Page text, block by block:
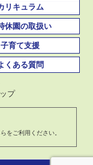
リキュラム
休園の取扱い
子育て支援
くある質問
プ
をご利用ください。